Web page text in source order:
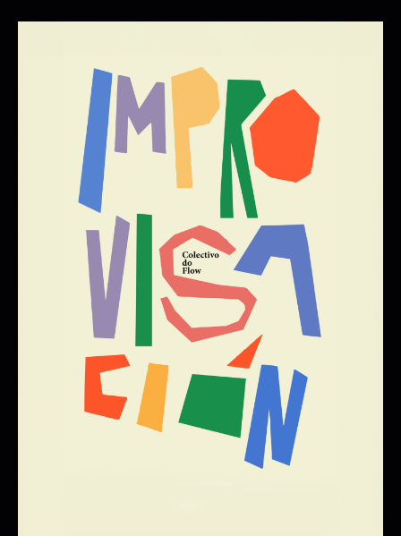
PUNCTUM
MANUEL CEBRÍAN TRIO
06/11/2026 20:00:00
+ INFO / + ENTRADAS